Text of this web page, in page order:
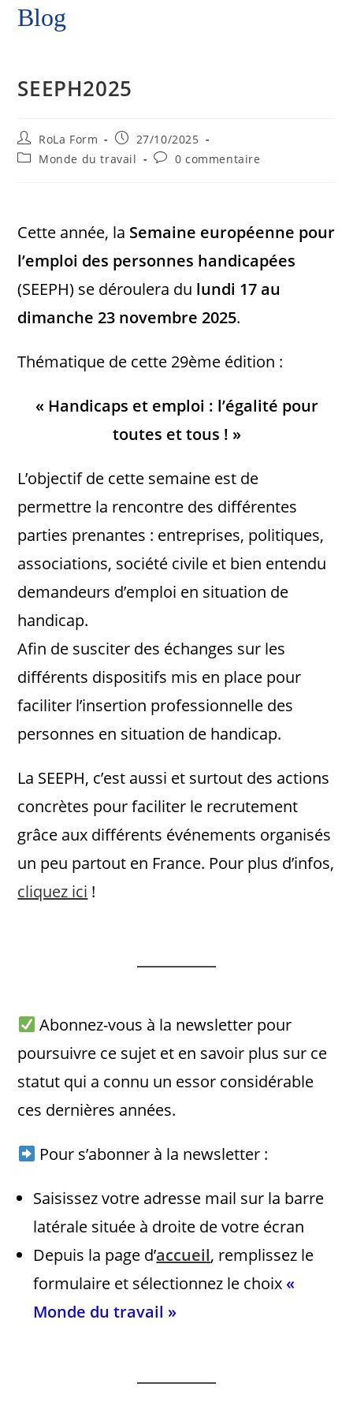
Blog
SEEPH2025
RoLa Form
27/10/2025
Monde du travail
0 commentaire
Cette année, la Semaine européenne pour
l’emploi des personnes handicapées
(SEEPH) se déroulera du lundi 17 au
dimanche 23 novembre 2025.
Thématique de cette 29ème édition :
« Handicaps et emploi : l’égalité pour
toutes et tous ! »
L’objectif de cette semaine est de
permettre la rencontre des différentes
parties prenantes : entreprises, politiques,
associations, société civile et bien entendu
demandeurs d’emploi en situation de
handicap.
Afin de susciter des échanges sur les
différents dispositifs mis en place pour
faciliter l’insertion professionnelle des
personnes en situation de handicap.
La SEEPH, c’est aussi et surtout des actions
concrètes pour faciliter le recrutement
grâce aux différents événements organisés
un peu partout en France. Pour plus d’infos,
cliquez ici !
Abonnez-vous à la newsletter pour
poursuivre ce sujet et en savoir plus sur ce
statut qui a connu un essor considérable
ces dernières années.
Pour s’abonner à la newsletter :
Saisissez votre adresse mail sur la barre
latérale située à droite de votre écran
Depuis la page d’accueil, remplissez le
formulaire et sélectionnez le choix«
Monde du travail »